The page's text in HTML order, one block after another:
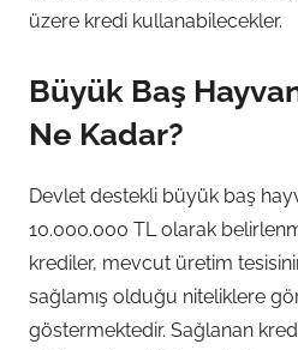
üzere kredi kullanabilecekler.
Büyük Baş
Ne Kadar?
Devlet destekli büyük baş
10.000.000 TL olarak
krediler, mevcut üretim
sağlamış olduğu niteliklere
göstermektedir. Sağlanan